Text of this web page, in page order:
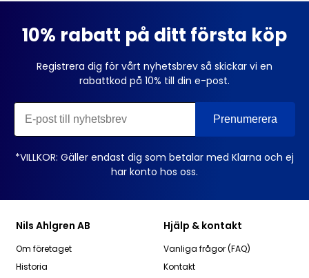
10% rabatt på ditt första köp
Registrera dig för vårt nyhetsbrev så skickar vi en
rabattkod på 10% till din e-post.
*VILLKOR: Gäller endast dig som betalar med Klarna och ej
har konto hos oss.
Nils Ahlgren AB
Om företaget
Historia
Hjälp & kontakt
Vanliga frågor (FAQ)
Kontakt